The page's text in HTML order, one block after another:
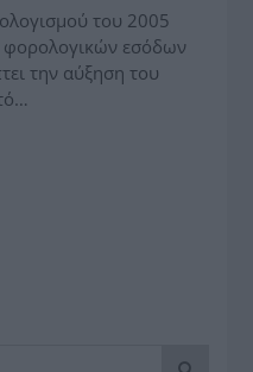
του 2005
φορολογικών εσόδων
την αύξηση του